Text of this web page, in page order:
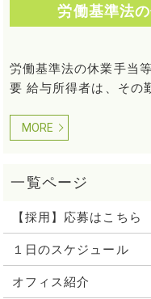
労働基準法
労働基準法の休業手当
要 給与所得者は、その
MORE
【採用】応募はこちら
１日のスケジュール
オフィス紹介